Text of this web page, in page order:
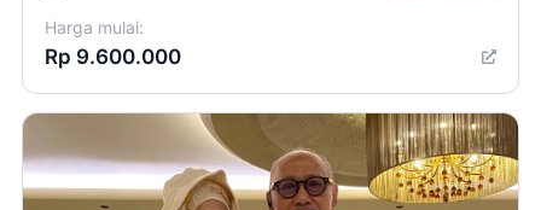
Harga mulai:
Rp 9.600.000